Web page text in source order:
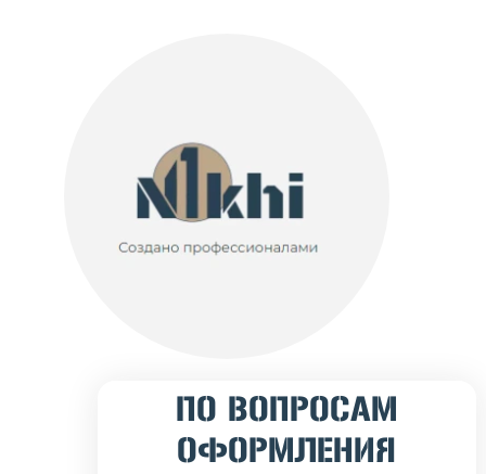
ПО ВОПРОСАМ
ОФОРМЛЕНИЯ